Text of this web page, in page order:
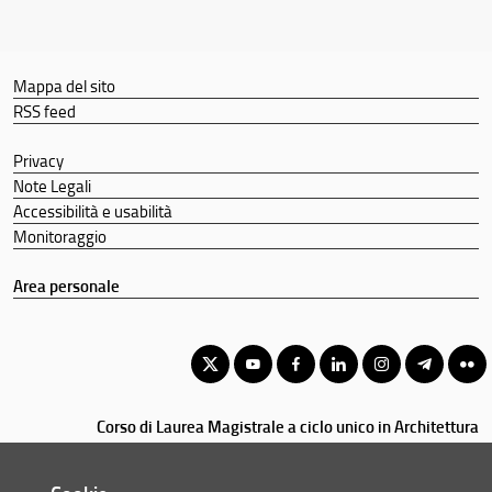
Didattica
Docenti
Orario e calendari
Mappa del sito
RSS feed
Privacy
Note Legali
Accessibilità e usabilità
Monitoraggio
Area personale
Corso di Laurea Magistrale a ciclo unico in Architettura